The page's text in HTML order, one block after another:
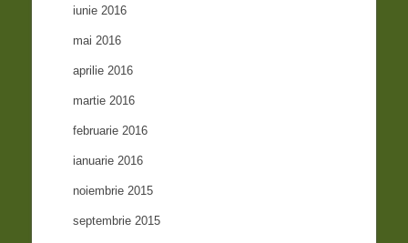
iunie 2016
mai 2016
aprilie 2016
martie 2016
februarie 2016
ianuarie 2016
noiembrie 2015
septembrie 2015